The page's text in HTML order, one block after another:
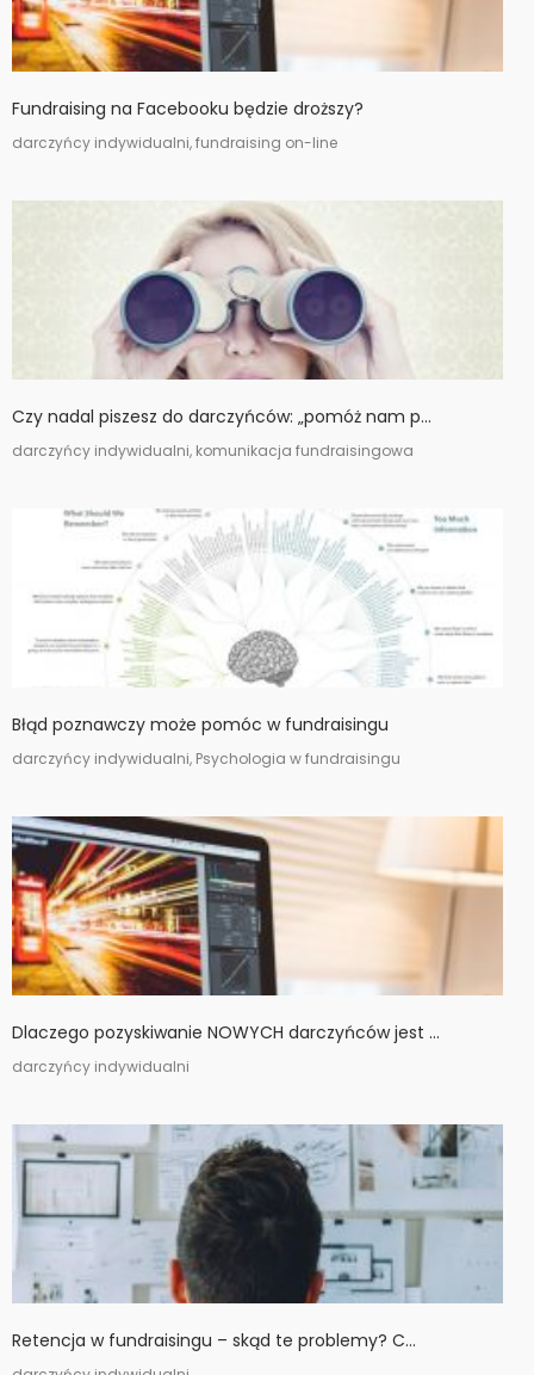
Fundraising na Facebooku będzie droższy?
darczyńcy indywidualni, fundraising on-line
Czy nadal piszesz do darczyńców: „pomóż nam p...
darczyńcy indywidualni, komunikacja fundraisingowa
Błąd poznawczy może pomóc w fundraisingu
darczyńcy indywidualni, Psychologia w fundraisingu
Dlaczego pozyskiwanie NOWYCH darczyńców jest ...
darczyńcy indywidualni
Retencja w fundraisingu – skąd te problemy? C...